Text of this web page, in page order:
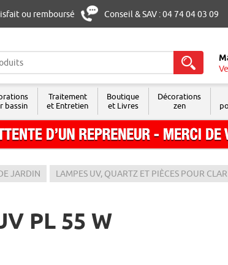
ou remboursé Conseil & SAV : 04 74 04 03 09
bassin
Traitement
et Entretien
Boutique
et Livres
Décorations
zen
JARDIN LAMPES UV, QUARTZ ET PIÈCES POUR
PL 55 W